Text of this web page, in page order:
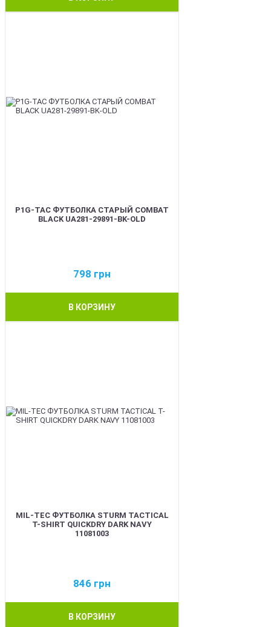
P1G-TAC ФУТБОЛКА СТАРЫЙ COMBAT
BLACK UA281-29891-BK-OLD
798 грн
В КОРЗИНУ
MIL-TEC ФУТБОЛКА STURM TACTICAL
T-SHIRT QUICKDRY DARK NAVY
11081003
846 грн
В КОРЗИНУ